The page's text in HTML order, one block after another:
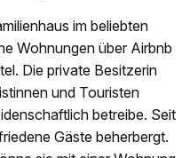
im beliebten
Wohnungen über Airbnb
Die private Besitzerin
und Touristen
betreibe. Seit
Gäste beherbergt.